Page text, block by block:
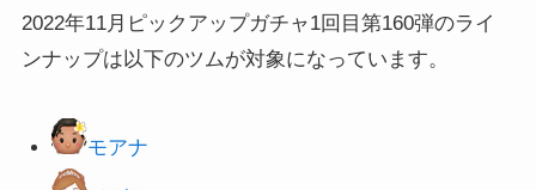
2022年11月ピックアップガチャ1回目第160弾のライ
ンナップは以下のツムが対象になっています。
モアナ